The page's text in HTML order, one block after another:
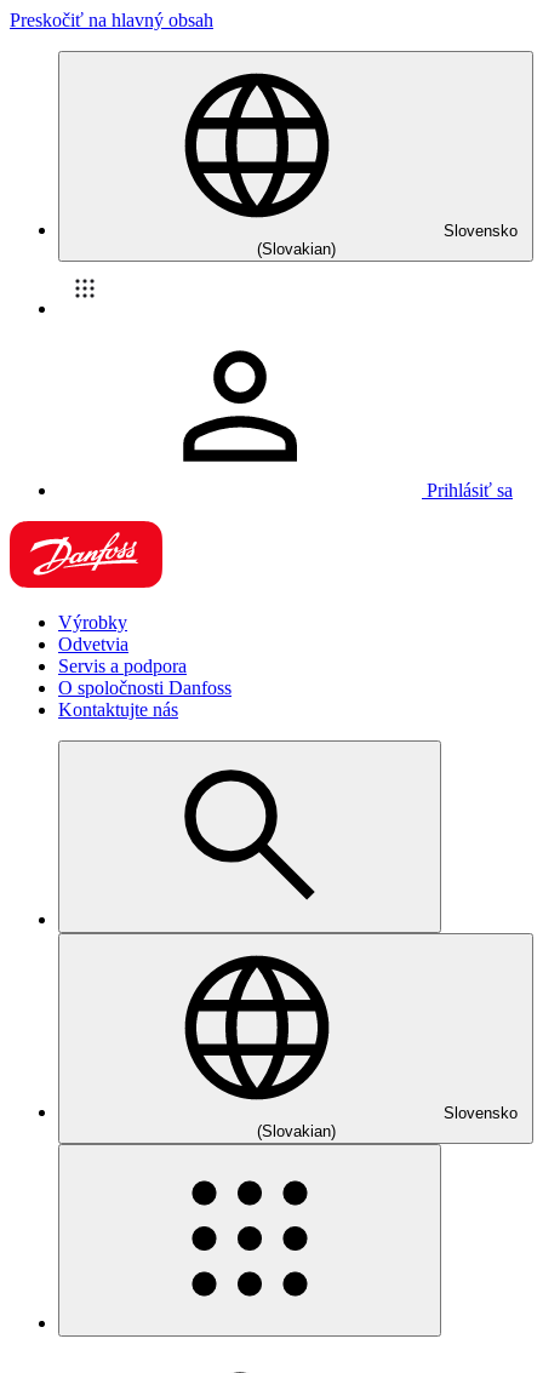
Preskočiť na hlavný obsah
Slovensko
(Slovakian)
Prihlásiť sa
Výrobky
Odvetvia
Servis a podpora
O spoločnosti Danfoss
Kontaktujte nás
Slovensko
(Slovakian)